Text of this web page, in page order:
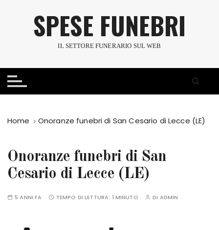
a
SPESE FUNEBRI
IL SETTORE FUNERARIO SUL WEB
Home Onoranze funebri di San Cesario di Lecce (LE)
Onoranze funebri di San
Cesario di Lecce (LE)
5 ANNI FA TEMPO DI LETTURA: 1 MINUTO DI ADMIN